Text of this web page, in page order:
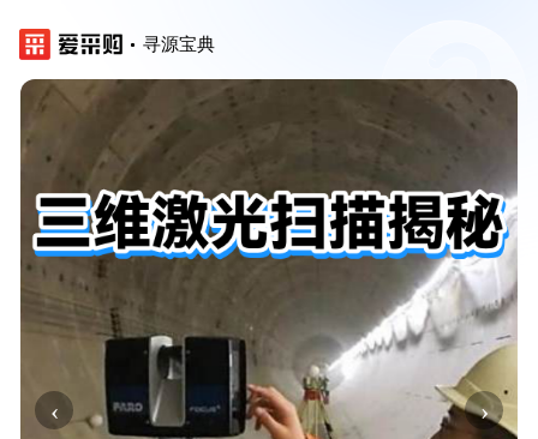
寻源宝典
‹ ›